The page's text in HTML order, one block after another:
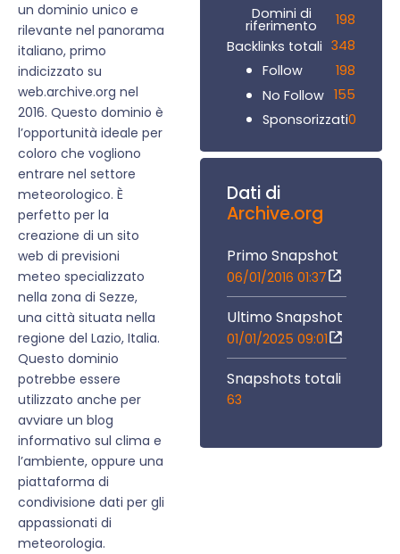
un dominio unico e
rilevante nel panorama
italiano, primo
indicizzato su
web.archive.org nel
2016. Questo dominio è
l’opportunità ideale per
coloro che vogliono
entrare nel settore
meteorologico. È
perfetto per la
creazione di un sito
web di previsioni
meteo specializzato
nella zona di Sezze,
una città situata nella
regione del Lazio, Italia.
Questo dominio
potrebbe essere
utilizzato anche per
avviare un blog
informativo sul clima e
l’ambiente, oppure una
piattaforma di
condivisione dati per gli
appassionati di
meteorologia.
Domini di
riferimento
198
Backlinks totali 348
Follow
198
No Follow 155
Sponsorizzati0
Dati di
Archive.org
Primo Snapshot
06/01/2016 01:37
Ultimo Snapshot
01/01/2025 09:01
Snapshots totali
63